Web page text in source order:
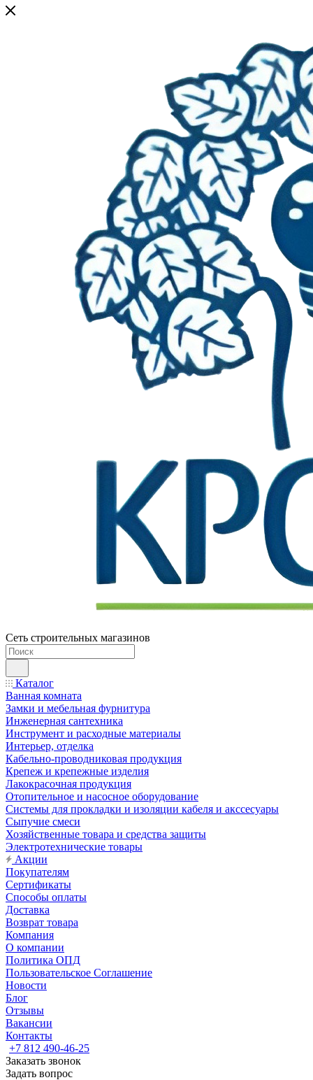
Сеть строительных магазинов
Каталог
Ванная комната
Замки и мебельная фурнитура
Инженерная сантехника
Инструмент и расходные материалы
Интерьер, отделка
Кабельно-проводниковая продукция
Крепеж и крепежные изделия
Лакокрасочная продукция
Отопительное и насосное оборудование
Системы для прокладки и изоляции кабеля и акссесуары
Сыпучие смеси
Хозяйственные товара и средства защиты
Электротехнические товары
Акции
Покупателям
Сертификаты
Способы оплаты
Доставка
Возврат товара
Компания
О компании
Политика ОПД
Пользовательское Соглашение
Новости
Блог
Отзывы
Вакансии
Контакты
+7 812 490-46-25
Заказать звонок
Задать вопрос